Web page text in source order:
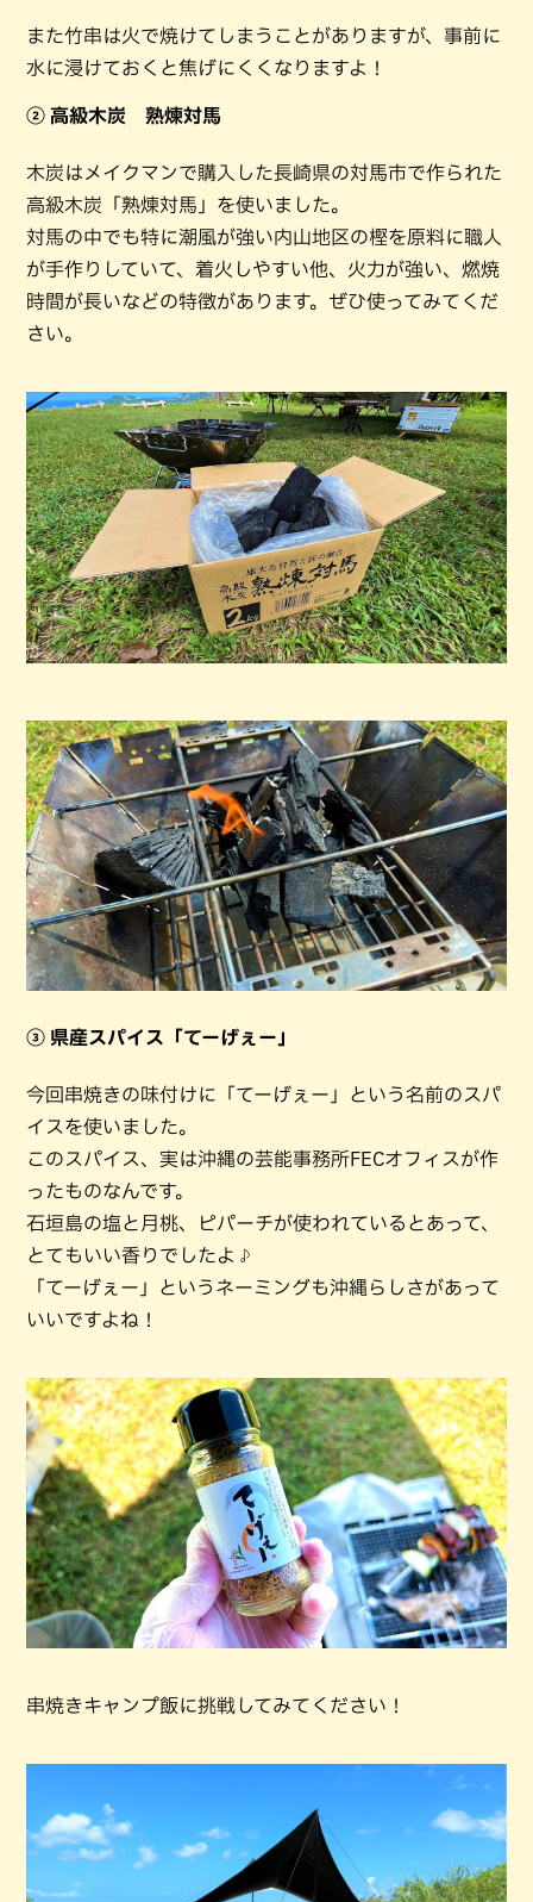
また竹串は火で焼けてしまうことがありますが、事前に
水に浸けておくと焦げにくくなりますよ！
② 高級木炭 熟煉対馬
木炭はメイクマンで購入した長崎県の対馬市で作られた
高級木炭「熟煉対馬」を使いました。
対馬の中でも特に潮風が強い内山地区の樫を原料に職人
が手作りしていて、着火しやすい他、火力が強い、燃焼
時間が長いなどの特徴があります。ぜひ使ってみてくだ
さい。
③ 県産スパイス「てーげぇー」
今回串焼きの味付けに「てーげぇー」という名前のスパ
イスを使いました。
このスパイス、実は沖縄の芸能事務所FECオフィスが作
ったものなんです。
石垣島の塩と月桃、ピパーチが使われているとあって、
とてもいい香りでしたよ♪
「てーげぇー」というネーミングも沖縄らしさがあって
いいですよね！
串焼きキャンプ飯に挑戦してみてください！